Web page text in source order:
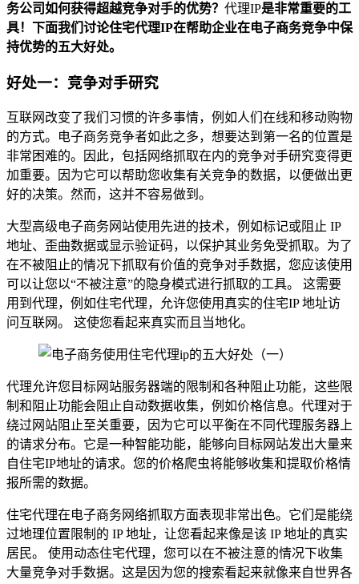
务公司如何获得超越竞争对手的优势？ 代理IP是非常重要的工
具！下面我们讨论住宅代理IP在帮助企业在电子商务竞争中保
持优势的五大好处。
好处一：竞争对手研究
互联网改变了我们习惯的许多事情，例如人们在线和移动购物
的方式。电子商务竞争者如此之多，想要达到第一名的位置是
非常困难的。因此，包括网络抓取在内的竞争对手研究变得更
加重要。因为它可以帮助您收集有关竞争的数据，以便做出更
好的决策。然而，这并不容易做到。
大型高级电子商务网站使用先进的技术，例如标记或阻止 IP
地址、歪曲数据或显示验证码，以保护其业务免受抓取。为了
在不被阻止的情况下抓取有价值的竞争对手数据，您应该使用
可以让您以“不被注意”的隐身模式进行抓取的工具。 这需要
用到代理，例如住宅代理，允许您使用真实的住宅IP 地址访
问互联网。 这使您看起来真实而且当地化。
代理允许您目标网站服务器端的限制和各种阻止功能，这些限
制和阻止功能会阻止自动数据收集，例如价格信息。代理对于
绕过网站阻止至关重要，因为它可以平衡在不同代理服务器上
的请求分布。它是一种智能功能，能够向目标网站发出大量来
自住宅IP地址的请求。您的价格爬虫将能够收集和提取价格情
报所需的数据。
住宅代理在电子商务网络抓取方面表现非常出色。它们是能绕
过地理位置限制的 IP 地址，让您看起来像是该 IP 地址的真实
居民。 使用动态住宅代理，您可以在不被注意的情况下收集
大量竞争对手数据。这是因为您的搜索看起来就像来自世界各